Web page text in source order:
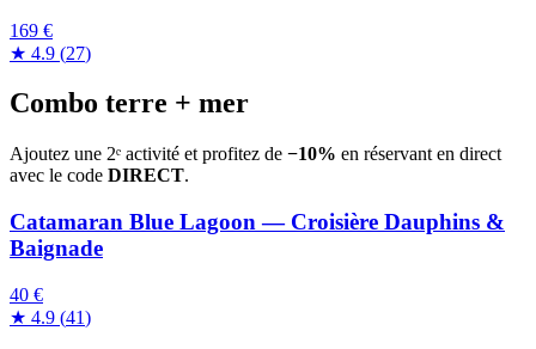
169 €
★ 4.9 (27)
Combo terre + mer
Ajoutez une 2ᵉ activité et profitez de −10% en réservant en direct
avec le code DIRECT.
Catamaran Blue Lagoon — Croisière Dauphins &
Baignade
40 €
★ 4.9 (41)